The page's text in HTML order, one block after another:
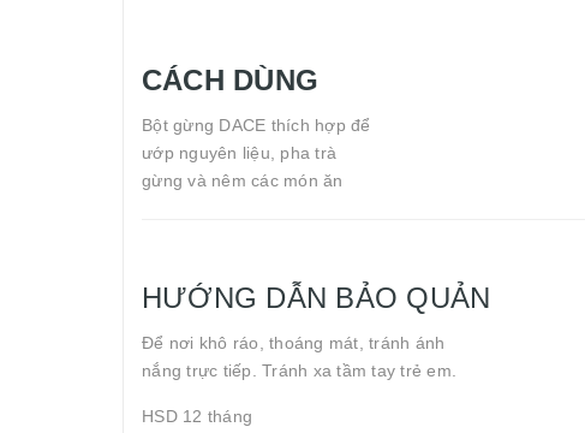
CÁCH DÙNG
Bột gừng DACE thích hợp để
ướp nguyên liệu, pha trà
gừng và nêm các món ăn
HƯỚNG DẪN BẢO QUẢN
Để nơi khô ráo, thoáng mát, tránh ánh
nắng trực tiếp. Tránh xa tầm tay trẻ em.
HSD 12 tháng